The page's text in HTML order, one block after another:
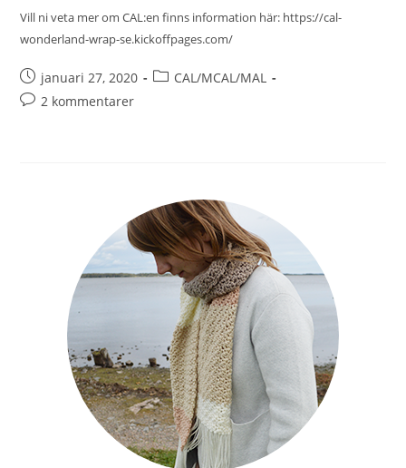
Vill ni veta mer om CAL:en finns information här: https://cal-
wonderland-wrap-se.kickoffpages.com/
januari 27, 2020
CAL/MCAL/MAL
2 kommentarer